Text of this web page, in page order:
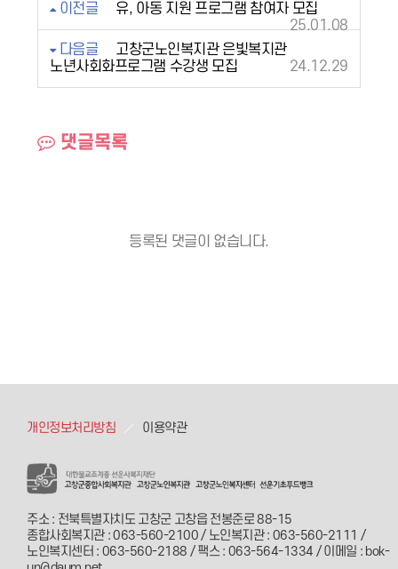
이전글
유, 아동 지원 프로그램 참여자 모집
25.01.08
다음글
고창군노인복지관 은빛복지관
노년사회화프로그램 수강생 모집
24.12.29
댓글목록
등록된 댓글이 없습니다.
개인정보처리방침 이용약관
주소 : 전북특별자치도 고창군 고창읍 전봉준로 88-15
종합사회복지관 : 063-560-2100 / 노인복지관 : 063-560-2111 /
노인복지센터 : 063-560-2188 / 팩스 : 063-564-1334 / 이메일 : bok-